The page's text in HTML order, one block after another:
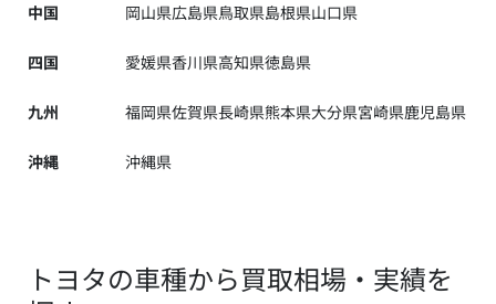
中国 岡山県広島県鳥取県島根県山口県
四国 愛媛県香川県高知県徳島県
九州 福岡県佐賀県長崎県熊本県大分県宮崎県鹿児島県
沖縄 沖縄県
トヨタの車種から買取相場・実績を